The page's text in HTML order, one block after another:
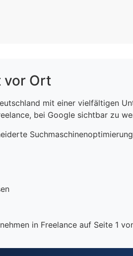
vor Ort
mit einer vielfältigen
bei Google sichtbar zu
in Freelance auf Seite 1